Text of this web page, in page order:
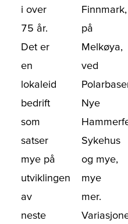
i over
75 år.
Det er
en
lokaleid
bedrift
som
satser
mye på
utviklingen
av
neste
Finnmark,
på
Melkøya,
ved
Nye
Sykehus
og mye,
mye
mer.